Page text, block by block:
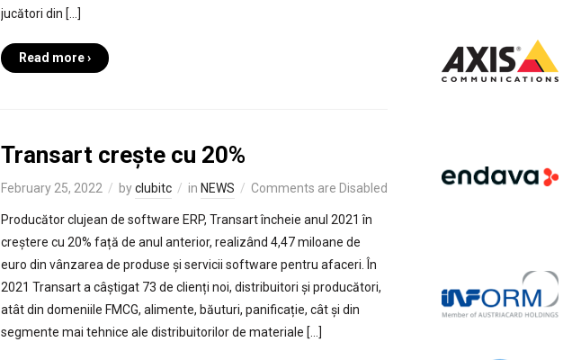
jucători din […]
Read more ›
Transart crește cu 20%
February 25, 2022 byclubitc in NEWS Comments are Disabled
Producător clujean de software ERP, Transart încheie anul 2021 în
creștere cu 20% față de anul anterior, realizând 4,47 miloane de
euro din vânzarea de produse și servicii software pentru afaceri. În
2021 Transart a câștigat 73 de clienți noi, distribuitori și producători,
atât din domeniile FMCG, alimente, băuturi, panificație, cât și din
segmente mai tehnice ale distribuitorilor de materiale […]